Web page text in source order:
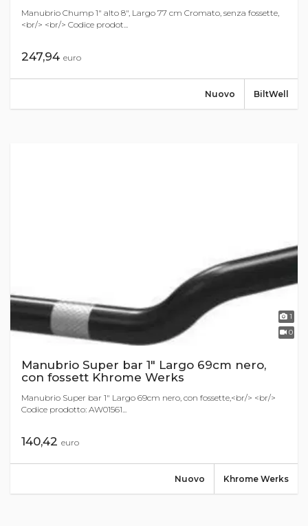
Manubrio Chump 1" alto 8", Largo 77 cm Cromato, senza fossette,
<br/> <br/> Codice prodot...
247,94 euro
BiltWell
Nuovo
1
0
Manubrio Super bar 1" Largo 69cm nero,
con fossett Khrome Werks
Manubrio Super bar 1" Largo 69cm nero, con fossette,<br/> <br/>
Codice prodotto: AW01561...
140,42 euro
Khrome Werks
Nuovo